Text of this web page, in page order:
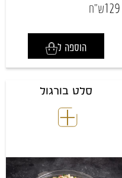
129ש"ח
הוספה ל
סלט בורגול